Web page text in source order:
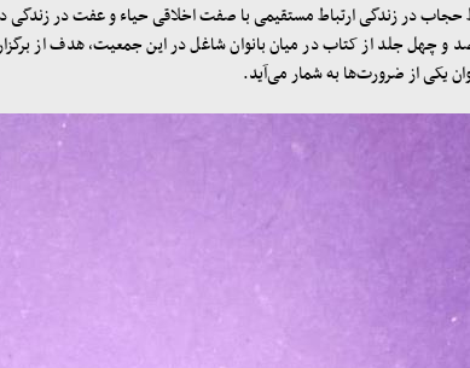
در زندگی ارتباط مستقیمی با صفت اخلاقی حیاء و عفت در زندگی
و چهل جلد از کتاب در میان بانوان شاغل در این جمعیت، هدف از
یکی از ضرورت‌ها به شمار می‌آید.